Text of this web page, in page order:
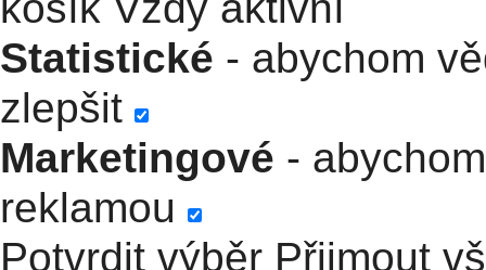
Statistické - abychom
zlepšit
Marketingové -
reklamou
Potvrdit výběr Přijmout